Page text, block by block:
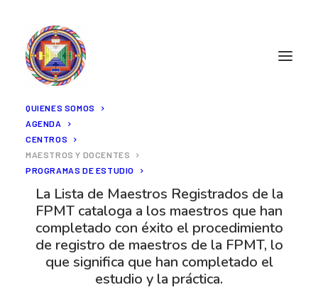
QUIENES SOMOS
AGENDA
CENTROS
MAESTROS Y DOCENTES
PROGRAMAS DE ESTUDIO
Maestros y Docentes
La Lista de Maestros Registrados de la
FPMT cataloga a los maestros que han
completado con éxito el procedimiento
de registro de maestros de la FPMT, lo
que significa que han completado el
estudio y la práctica.